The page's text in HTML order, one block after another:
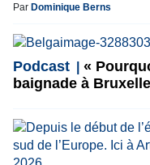
Par Dominique Berns
Podcast
«
baignade à